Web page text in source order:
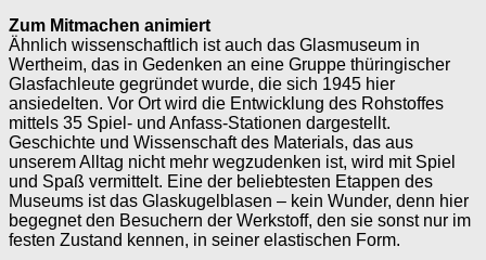
Zum Mitmachen animiert
Ähnlich wissenschaftlich ist auch das Glasmuseum in
Wertheim, das in Gedenken an eine Gruppe thüringischer
Glasfachleute gegründet wurde, die sich 1945 hier
ansiedelten. Vor Ort wird die Entwicklung des Rohstoffes
mittels 35 Spiel- und Anfass-­Stationen dar­gestellt.
Geschichte und Wissenschaft des Materials, das aus
unserem Alltag nicht mehr wegzudenken ist, wird mit Spiel
und Spaß vermittelt. Eine der beliebtesten Etappen des
Museums ist das Glaskugelblasen – kein Wunder, denn hier
begegnet den Besuchern der Werkstoff, den sie sonst nur im
festen Zustand kennen, in seiner elastischen Form.